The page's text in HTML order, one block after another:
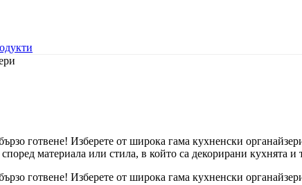
готвене! Изберете от широка гама кухненски
материала или стила, в който са декорирани кухнята и
готвене! Изберете от широка гама кухненски